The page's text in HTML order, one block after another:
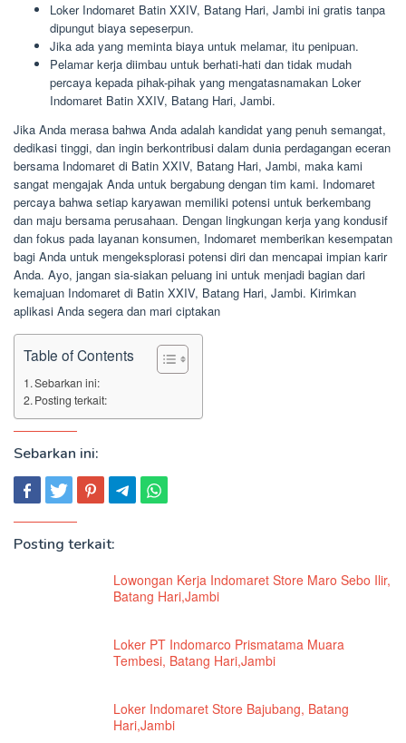
Loker Indomaret Batin XXIV, Batang Hari, Jambi ini gratis tanpa
dipungut biaya sepeserpun.
Jika ada yang meminta biaya untuk melamar, itu penipuan.
Pelamar kerja diimbau untuk berhati-hati dan tidak mudah
percaya kepada pihak-pihak yang mengatasnamakan Loker
Indomaret Batin XXIV, Batang Hari, Jambi.
Jika Anda merasa bahwa Anda adalah kandidat yang penuh semangat,
dedikasi tinggi, dan ingin berkontribusi dalam dunia perdagangan eceran
bersama Indomaret di Batin XXIV, Batang Hari, Jambi, maka kami
sangat mengajak Anda untuk bergabung dengan tim kami. Indomaret
percaya bahwa setiap karyawan memiliki potensi untuk berkembang
dan maju bersama perusahaan. Dengan lingkungan kerja yang kondusif
dan fokus pada layanan konsumen, Indomaret memberikan kesempatan
bagi Anda untuk mengeksplorasi potensi diri dan mencapai impian karir
Anda. Ayo, jangan sia-siakan peluang ini untuk menjadi bagian dari
kemajuan Indomaret di Batin XXIV, Batang Hari, Jambi. Kirimkan
aplikasi Anda segera dan mari ciptakan
Table of Contents
Sebarkan ini:
Posting terkait:
Sebarkan ini:
Posting terkait:
Lowongan Kerja Indomaret Store Maro Sebo Ilir,
Batang Hari,Jambi
Loker PT Indomarco Prismatama Muara
Tembesi, Batang Hari,Jambi
Loker Indomaret Store Bajubang, Batang
Hari,Jambi